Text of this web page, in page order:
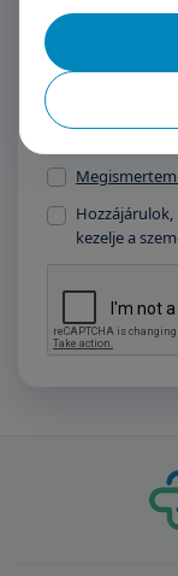
kezelje a